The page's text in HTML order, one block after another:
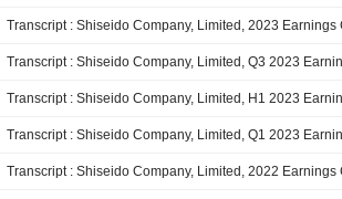
Transcript : Shiseido Company, Limited, 2023 Earnings
Transcript : Shiseido Company, Limited, Q3 2023
Transcript : Shiseido Company, Limited, H1 2023
Transcript : Shiseido Company, Limited, Q1 2023
Transcript : Shiseido Company, Limited, 2022 Earnings